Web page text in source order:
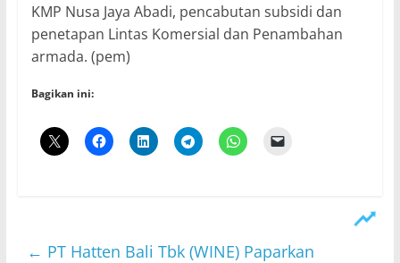
KMP Nusa Jaya Abadi, pencabutan subsidi dan
penetapan Lintas Komersial dan Penambahan
armada. (pem)
Bagikan ini:
← PT Hatten Bali Tbk (WINE) Paparkan